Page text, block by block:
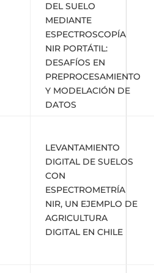
DEL SUELO
MEDIANTE
ESPECTROSCOPÍA
NIR PORTÁTIL:
DESAFÍOS EN
PREPROCESAMIENTO
Y MODELACIÓN DE
DATOS
LEVANTAMIENTO
DIGITAL DE SUELOS
CON
ESPECTROMETRÍA
NIR, UN EJEMPLO DE
AGRICULTURA
DIGITAL EN CHILE